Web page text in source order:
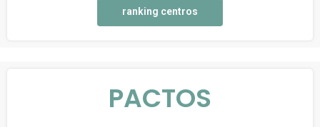
ranking centros
PACTOS